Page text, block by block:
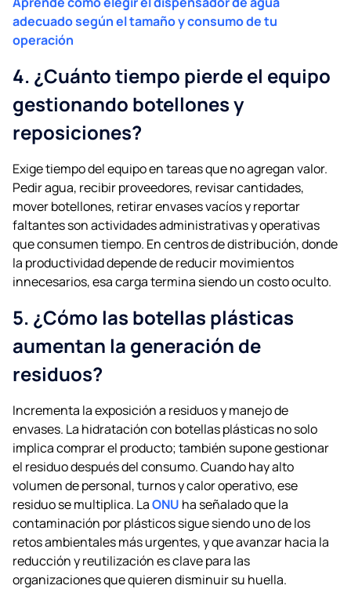
adecuado según el tamaño y consumo de tu
operación
4. ¿Cuánto tiempo pierde el equipo
gestionando botellones y
reposiciones?
Exige tiempo del equipo en tareas que no agregan valor.
Pedir agua, recibir proveedores, revisar cantidades,
mover botellones, retirar envases vacíos y reportar
faltantes son actividades administrativas y operativas
que consumen tiempo. En centros de distribución, donde
la productividad depende de reducir movimientos
innecesarios, esa carga termina siendo un costo oculto.
5. ¿Cómo las botellas plásticas
aumentan la generación de
residuos?
Incrementa la exposición a residuos y manejo de
envases. La hidratación con botellas plásticas no solo
implica comprar el producto; también supone gestionar
el residuo después del consumo. Cuando hay alto
volumen de personal, turnos y calor operativo, ese
residuo se multiplica. LaONU ha señalado que la
contaminación por plásticos sigue siendo uno de los
retos ambientales más urgentes, y que avanzar hacia la
reducción y reutilización es clave para las
organizaciones que quieren disminuir su huella.